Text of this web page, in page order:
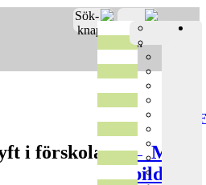
i förskolan |←